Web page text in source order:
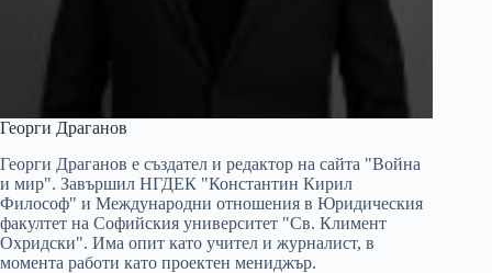
Георги Драганов
Георги Драганов е създател и редактор на сайта "Война
и мир". Завършил НГДЕК "Константин Кирил
Философ" и Международни отношения в Юридическия
факултет на Софийския университет "Св. Климент
Охридски". Има опит като учител и журналист, в
момента работи като проектен мениджър.